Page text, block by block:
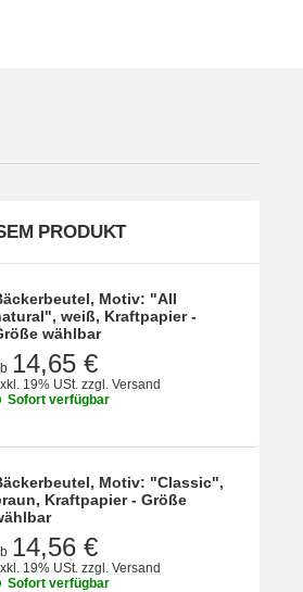
PRODUKT
Motiv: "All
weiß, Kraftpapier -
wählbar
14,65 €
19% USt. zzgl.Versand
Sofort verfügbar
Motiv: "Classic",
Kraftpapier - Größe
14,56 €
19% USt. zzgl.Versand
Sofort verfügbar